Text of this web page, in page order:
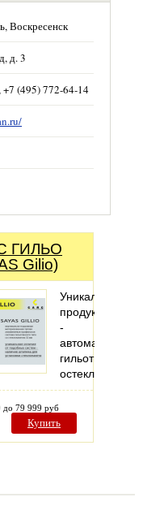
Воскресенск
д. 3
(495) 772-64-14
ГИЛЬО
Gilio)
Уникальный
продукт
-
гильотинное
остекление
до 79 999 руб
Купить